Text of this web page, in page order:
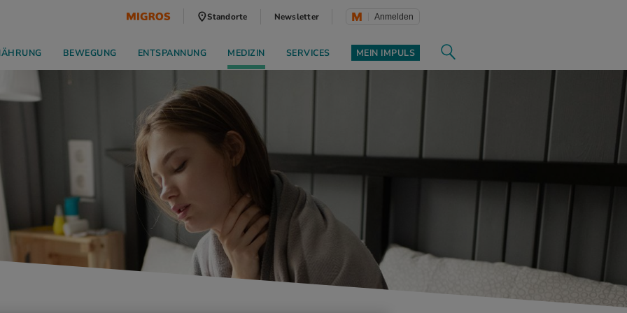
Standorte Newsletter Anmelden
BEWEGUNG ENTSPANNUNG MEDIZIN SERVICES MEIN IMPULS